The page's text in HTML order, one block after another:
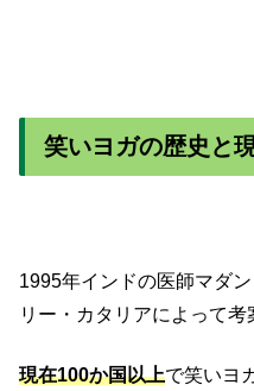
笑いヨガの歴史と
1995年インドの医師マダ
リー・カタリアによって考
現在100か国以上で笑いヨ